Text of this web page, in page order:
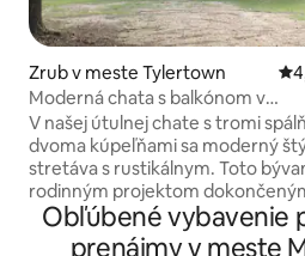
Zrub v meste Tylertown
Moderná chata s balkónom v
súkromnom vidieckom prostredí
V našej útulnej chate s tromi
dvoma kúpeľňami sa moderný
stretáva s rustikálnym. Toto
rodinným projektom
roku 2025. Medzi vlastné detaily
stropy na prízemí s prekrývajúcimi
Obľúbené vybavenie
prenájmy v meste